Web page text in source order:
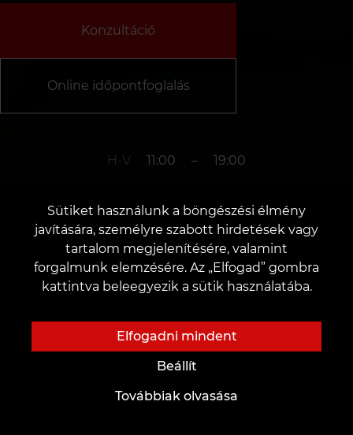
v. Budapest
Konzultáció
Online időpontfoglalás
H-V 11:00 – 19:00
+3619990519
Sütiket használunk a böngészési élmény
javítására, személyre szabott hirdetések vagy
tartalom megjelenítésére, valamint
forgalmunk elemzésére. Az „Elfogad” gombra
kattintva beleegyezik a sütik használatába.
Elfogadni mindent
Beállít
Továbbiak olvasása